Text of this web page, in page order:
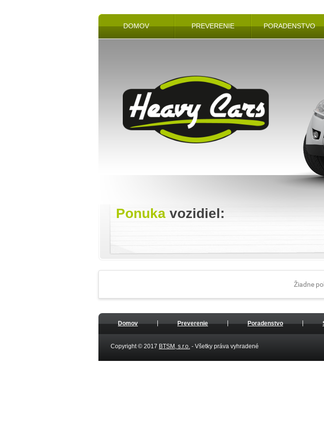
DOMOV PREVERENIE PORADENSTVO
Ponuka vozidiel:
Žiadne
Domov Preverenie Poradenstvo
Copyright © 2017 BTSM, s.r.o. - Všetky práva vyhradené